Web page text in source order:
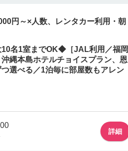
円～×人数、レンタカー利用・朝
名1室までOK◆［JAL利用／福岡
縄本島ホテルチョイスプラン、恩
選べる／1泊毎に部屋数もアレン
詳細